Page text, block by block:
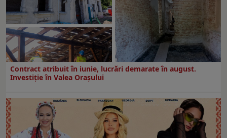
Contract atribuit în iunie, lucrări demarate în august.
Investiţie în Valea Oraşului